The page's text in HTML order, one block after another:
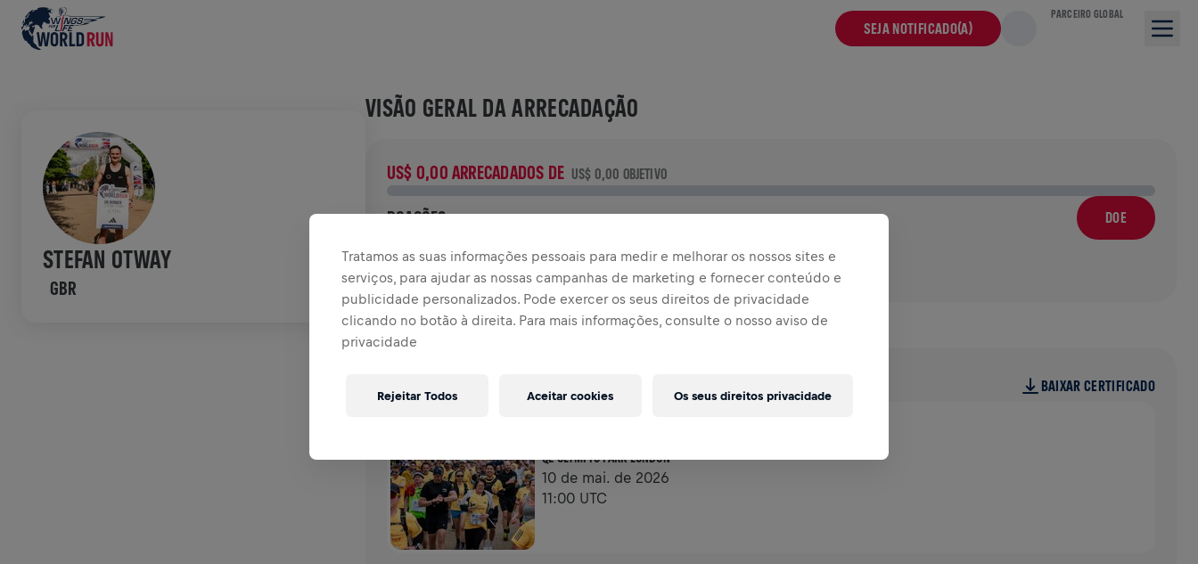
SEJA NOTIFICADO(A)
PARCEIRO GLOBAL
STEFAN OTWAY
GBR
VISÃO GERAL DA ARRECADAÇÃO
US$ 0,00 ARRECADADOS DE US$ 0,00 OBJETIVO
DOAÇÕES DOE
Doe para fazer a diferença! 100% da sua doação vai para a
pesquisa sobre lesões na medula espinhal.
HISTÓRIA
BAIXAR CERTIFICADO
QE OLYMPIC PARK LONDON
10 de mai. de 2026
11:00 UTC
Tratamos as suas informações pessoais para medir e melhorar os nossos sites e
serviços, para ajudar as nossas campanhas de marketing e fornecer conteúdo e
publicidade personalizados. Pode exercer os seus direitos de privacidade
clicando no botão à direita. Para mais informações, consulte o nosso aviso de
privacidade
Os seus direitos privacidade
Rejeitar Todos Aceitar cookies